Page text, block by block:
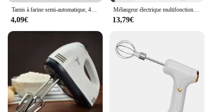
4,09€
Mélangeur électrique multifonctionnel, 7 vitesses, mini centre commercial, pâte à gâteau, batteur à œufs, crème automatique
13,79€